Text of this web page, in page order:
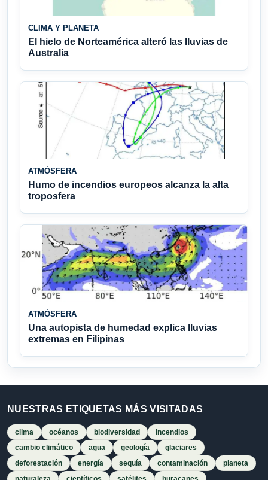
CLIMA Y PLANETA
El hielo de Norteamérica alteró las lluvias de
Australia
ATMÓSFERA
Humo de incendios europeos alcanza la alta
troposfera
ATMÓSFERA
Una autopista de humedad explica lluvias
extremas en Filipinas
NUESTRAS ETIQUETAS MÁS VISITADAS
clima océanos biodiversidad
incendios
cambio climático
agua geología
glaciares
deforestación
energía sequía contaminación
planeta